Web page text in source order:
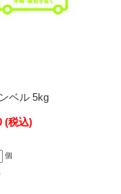
ベル 5kg
(税込)
個